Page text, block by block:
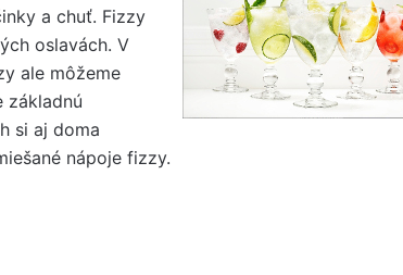
a chuť. Fizzy
oslavách. V
ale môžeme
základnú
si aj doma
nápoje fizzy.